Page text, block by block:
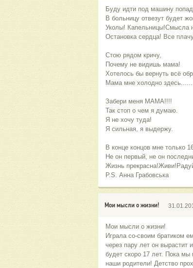
Буду идти под машину
В больницу отвезут будет
Уколы! Капельницы!Смысла
Остановка сердца! Все
Стою рядом кричу,
Почему не видишь мама!
Хотелось бы вернуть всё
Мама мне холодно
Забери меня МАМА!!!!
Так стоп о чем я думаю.
Я не хочу туда!
Я сильная, я выдержу.
В конце концов мне только
Не он первый, не он
Жизнь
P.S. Анна Грабовська
Мои мысли о жизни!
Мои мысли о жизни!
Играла со-своим братиком
через пару лет он вырастит
будет скоро 17 лет. Пока мы
наши родители! Детство